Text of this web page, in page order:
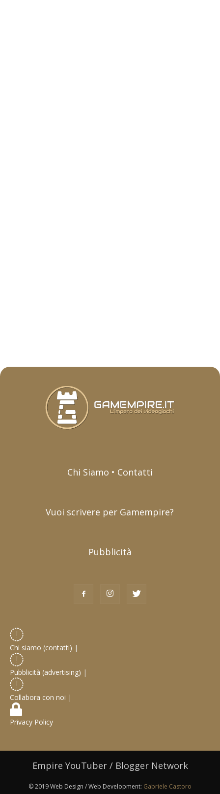
Chi Siamo • Contatti
Vuoi scrivere per Gamempire?
Pubblicità
Chi siamo (contatti) |
Pubblicità (advertising) |
Collabora con noi |
Privacy Policy
Empire YouTuber / Blogger Network
© 2019 Web Design / Web Development: Gabriele Castoro